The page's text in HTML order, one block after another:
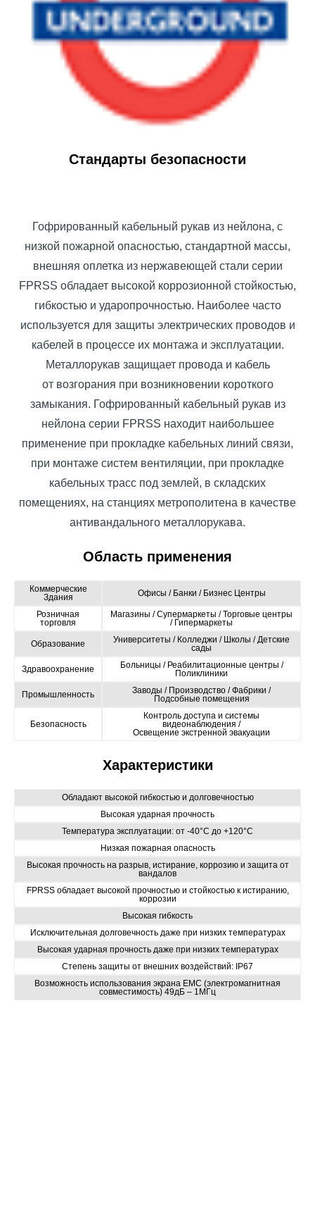
Стандарты безопасности
Гофрированный кабельный рукав из нейлона, с
низкой пожарной опасностью, стандартной массы,
внешняя оплетка из нержавеющей стали серии
FPRSS обладает высокой коррозионной стойкостью,
гибкостью и ударопрочностью. Наиболее часто
используется для защиты электрических проводов и
кабелей в процессе их монтажа и эксплуатации.
Металлорукав защищает провода и кабель
от возгорания при возникновении короткого
замыкания. Гофрированный кабельный рукав из
нейлона серии FPRSS находит наибольшее
применение при прокладке кабельных линий связи,
при монтаже систем вентиляции, при прокладке
кабельных трасс под землей, в складских
помещениях, на станциях метрополитена в качестве
антивандального металлорукава.
Область применения
Коммерческие
Здания
Офисы / Банки / Бизнес Центры
Розничная
торговля
Магазины / Супермаркеты / Торговые центры
/ Гипермаркеты
Образование
Университеты / Колледжи / Школы / Детские
сады
Здравоохранение
Больницы / Реабилитационные центры /
Поликлиники
Промышленность
Заводы / Производство / Фабрики /
Подсобные помещения
Безопасность
Контроль доступа и системы
видеонаблюдения /
Освещение экстренной эвакуации
Характеристики
Обладают высокой гибкостью и долговечностью
Высокая ударная прочность
Температура эксплуатации: от -40°C до +120°C
Низкая пожарная опасность
Высокая прочность на разрыв, истирание, коррозию и защита от
вандалов
FPRSS обладает высокой прочностью и стойкостью к истиранию,
коррозии
Высокая гибкость
Исключительная долговечность даже при низких температурах
Высокая ударная прочность даже при низких температурах
Степень защиты от внешних воздействий: IP67
Возможность использования экрана EMC (электромагнитная
совместимость) 49дБ – 1МГц